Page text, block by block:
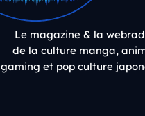
Le magazine & la
de la culture manga,
gaming et pop culture